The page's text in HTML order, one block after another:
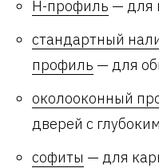
Н-профиль — для
стандартный
профиль — для
околооконный
дверей с
софиты — для